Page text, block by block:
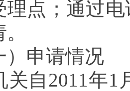
理点；通过
申请情况
自2011年1